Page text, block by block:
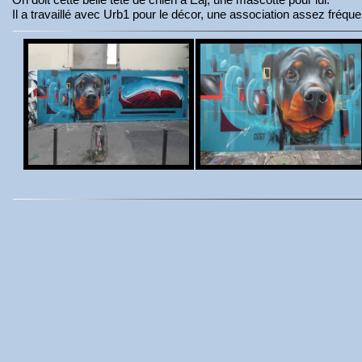
Il a travaillé avec Urb1 pour le décor, une association assez